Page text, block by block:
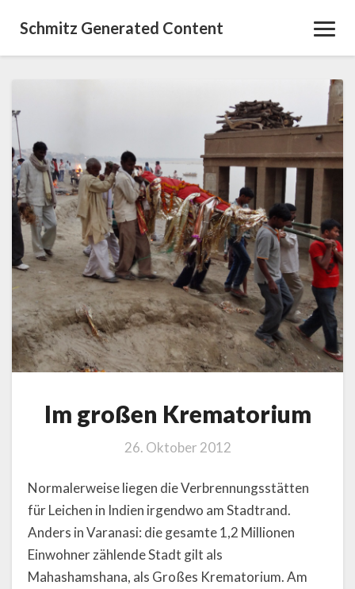
Schmitz Generated Content
Krematorium
Im großen Krematorium
26. Oktober 2012
Normalerweise liegen die Verbrennungsstätten
für Leichen in Indien irgendwo am Stadtrand.
Anders in Varanasi: die gesamte 1,2 Millionen
Einwohner zählende Stadt gilt als
Mahashamshana, als Großes Krematorium. Am